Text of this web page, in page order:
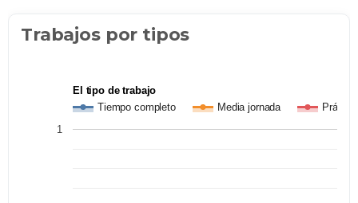
Trabajos por tipos
El tipo de trabajo
Tiempo completo
Media jornada
1